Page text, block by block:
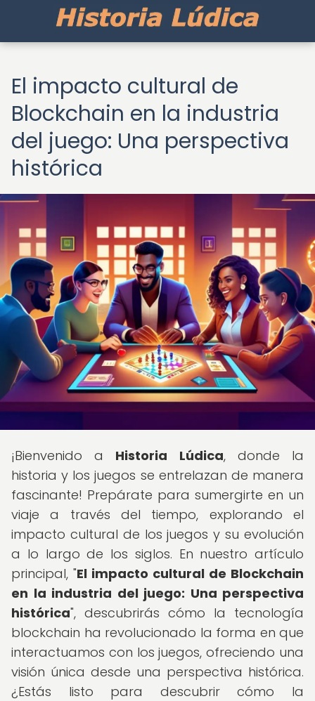
El impacto cultural de
Blockchain en la industria
del juego: Una perspectiva
histórica
¡Bienvenido a Historia Lúdica, donde la
historia y los juegos se entrelazan de manera
fascinante! Prepárate para sumergirte en un
viaje a través del tiempo, explorando el
impacto cultural de los juegos y su evolución
a lo largo de los siglos. En nuestro artículo
principal, "El impacto cultural de Blockchain
en la industria del juego: Una perspectiva
histórica", descubrirás cómo la tecnología
blockchain ha revolucionado la forma en que
interactuamos con los juegos, ofreciendo una
visión única desde una perspectiva histórica.
¿Estás listo para descubrir cómo la